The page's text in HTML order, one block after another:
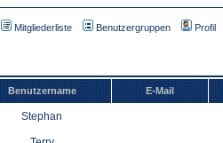
Mitgliederliste Benutzergruppen Profil
Benutzername E-Mail
Stephan